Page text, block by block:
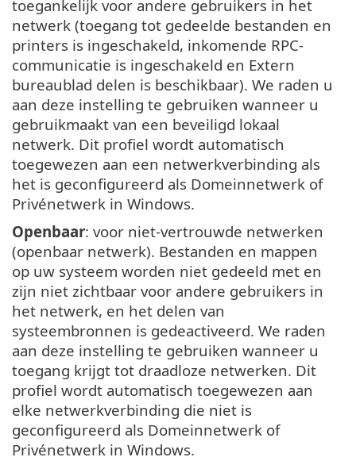
toegankelijk voor andere gebruikers in het
netwerk (toegang tot gedeelde bestanden en
printers is ingeschakeld, inkomende RPC-
communicatie is ingeschakeld en Extern
bureaublad delen is beschikbaar). We raden u
aan deze instelling te gebruiken wanneer u
gebruikmaakt van een beveiligd lokaal
netwerk. Dit profiel wordt automatisch
toegewezen aan een netwerkverbinding als
het is geconfigureerd als Domeinnetwerk of
Privénetwerk in Windows.
Openbaar: voor niet-vertrouwde netwerken
(openbaar netwerk). Bestanden en mappen
op uw systeem worden niet gedeeld met en
zijn niet zichtbaar voor andere gebruikers in
het netwerk, en het delen van
systeembronnen is gedeactiveerd. We raden
aan deze instelling te gebruiken wanneer u
toegang krijgt tot draadloze netwerken. Dit
profiel wordt automatisch toegewezen aan
elke netwerkverbinding die niet is
geconfigureerd als Domeinnetwerk of
Privénetwerk in Windows.